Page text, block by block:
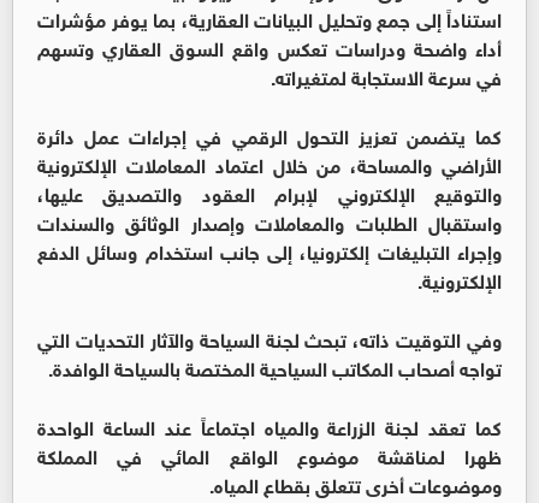
استناداً إلى جمع وتحليل البيانات العقارية، بما يوفر مؤشرات
أداء واضحة ودراسات تعكس واقع السوق العقاري وتسهم
في سرعة الاستجابة لمتغيراته.
كما يتضمن تعزيز التحول الرقمي في إجراءات عمل دائرة
الأراضي والمساحة، من خلال اعتماد المعاملات الإلكترونية
والتوقيع الإلكتروني لإبرام العقود والتصديق عليها،
واستقبال الطلبات والمعاملات وإصدار الوثائق والسندات
وإجراء التبليغات إلكترونيا، إلى جانب استخدام وسائل الدفع
الإلكترونية.
وفي التوقيت ذاته، تبحث لجنة السياحة والآثار التحديات التي
تواجه أصحاب المكاتب السياحية المختصة بالسياحة الوافدة.
كما تعقد لجنة الزراعة والمياه اجتماعاً عند الساعة الواحدة
ظهرا لمناقشة موضوع الواقع المائي في المملكة
وموضوعات أخرى تتعلق بقطاع المياه.